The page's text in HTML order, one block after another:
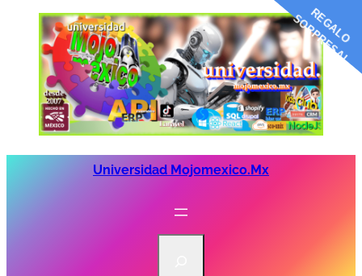
contenido
Universidad Mojomexico.mx
R
E
G
A
L
O
S
O
R
P
R
E
S
A
!